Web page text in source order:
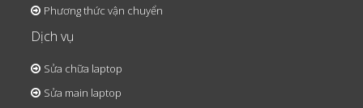
Phương thức vận chuyển
Dịch vụ
Sửa chữa laptop
Sửa main laptop